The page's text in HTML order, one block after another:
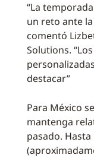
“La
un reto ante
comentó
Solutions.
destacar”
Para México
mantenga
pasado.